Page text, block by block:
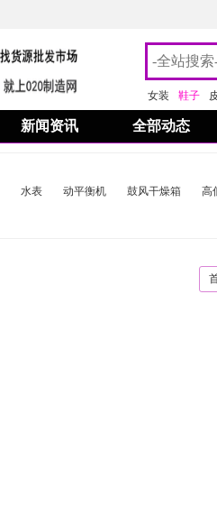
女装 鞋子
新闻资讯 全部动态
水表 动平衡机 鼓风干燥箱 高